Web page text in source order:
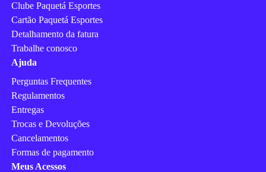
Clube Paquetá Esportes
Cartão Paquetá Esportes
Detalhamento da fatura
Trabalhe conosco
Ajuda
Perguntas Frequentes
Regulamentos
Entregas
Trocas e Devoluções
Cancelamentos
Formas de pagamento
Meus Acessos